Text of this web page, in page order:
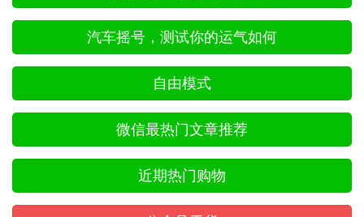
汽车摇号，测试你的运气如何
自由模式
微信最热门文章推荐
近期热门购物